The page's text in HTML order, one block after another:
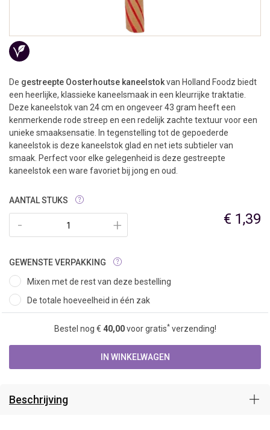
De gestreepte Oosterhoutse kaneelstokvan Holland Foodz biedt
een heerlijke, klassieke kaneelsmaak in een kleurrijke traktatie.
Deze kaneelstok van 24 cm en ongeveer 43 gram heeft een
kenmerkende rode streep en een redelijk zachte textuur voor een
unieke smaaksensatie. In tegenstelling tot de gepoederde
kaneelstok is deze kaneelstok glad en net iets subtieler van
smaak. Perfect voor elke gelegenheid is deze gestreepte
kaneelstok een ware favoriet bij jong en oud.
AANTAL STUKS
+
- € 1,39
GEWENSTE VERPAKKING
Mixen met de rest van deze bestelling
De totale hoeveelheid in één zak
Bestel nog € 40,00voor gratis*verzending!
IN WINKELWAGEN
Beschrijving